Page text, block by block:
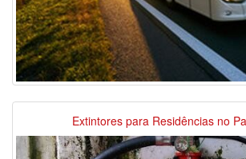
Extintores para Residências no